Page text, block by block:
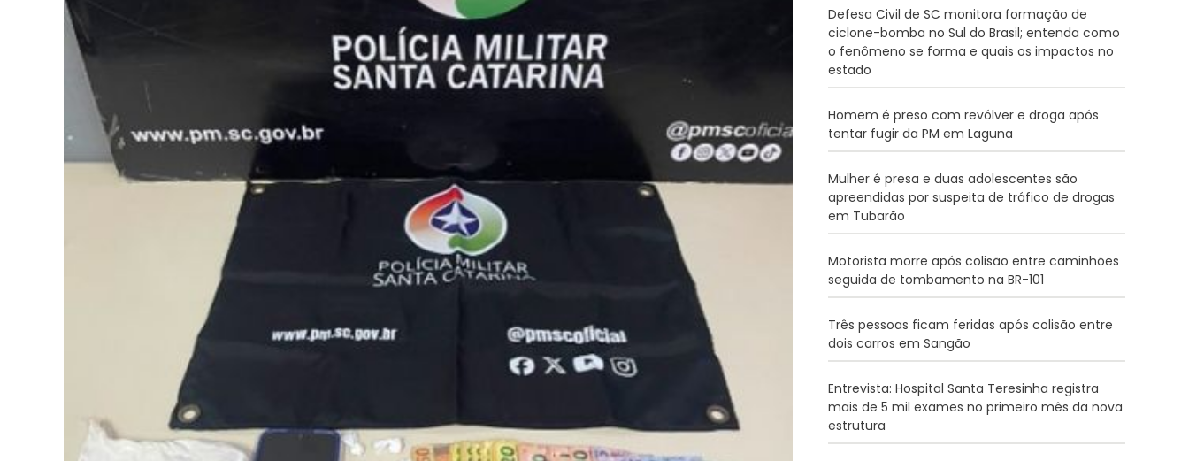
Defesa Civil de SC monitora formação de
ciclone-bomba no Sul do Brasil; entenda como
o fenômeno se forma e quais os impactos no
estado
Homem é preso com revólver e droga após
tentar fugir da PM em Laguna
Mulher é presa e duas adolescentes são
apreendidas por suspeita de tráfico de drogas
em Tubarão
Motorista morre após colisão entre caminhões
seguida de tombamento na BR-101
Três pessoas ficam feridas após colisão entre
dois carros em Sangão
Entrevista: Hospital Santa Teresinha registra
mais de 5 mil exames no primeiro mês da nova
estrutura